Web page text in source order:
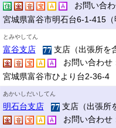
お問い合
宮城県富谷市明石台6-1-415（
とみやしてん
富谷支店
支店（出張所を
お問い合わせ
宮城県富谷市ひより台2-36-4
あかいしだいしてん
明石台支店
支店（出張所
お問い合わせ